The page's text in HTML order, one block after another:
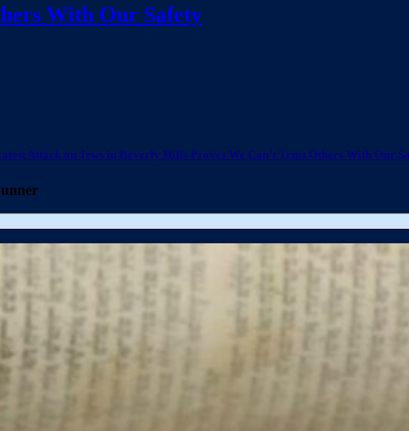
With Our Safety
Attack on Jews in Beverly Hills Proves We Can’t Trust Others With Our